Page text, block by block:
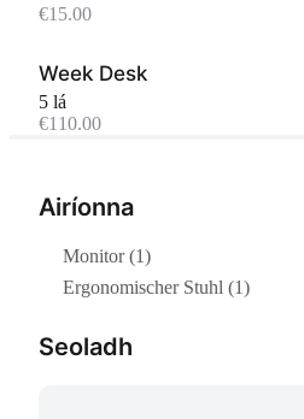
Airíonna
Monitor (1)
Ergonomischer Stuhl (1)
Seoladh
€15.00
Week Desk
5 lá
€110.00